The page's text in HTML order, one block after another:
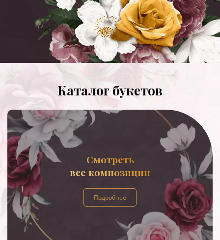
Каталог букетов
Смотреть
все композиции
Подробнее